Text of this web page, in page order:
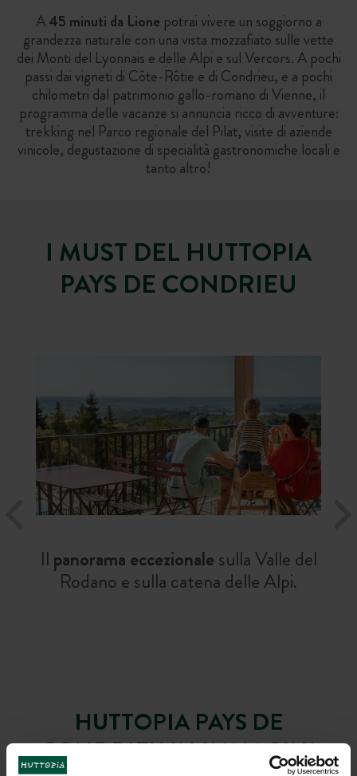
A45 minuti da Lione potrai vivere un soggiorno a
grandezza naturale con una vista mozzafiato sulle vette
dei Monti del Lyonnais e delle Alpi e sul Vercors. A pochi
passi dai vigneti di Côte-Rôtie e di Condrieu, e a pochi
chilometri dal patrimonio gallo-romano di Vienne, il
programma delle vacanze si annuncia ricco di avventure:
trekking nel Parco regionale del Pilat, visite di aziende
vinicole, degustazione di specialità gastronomiche locali e
tanto altro!
I MUST DEL HUTTOPIA
PAYS DE CONDRIEU
Il panorama eccezionale sulla Valle del
Rodano e sulla catena delle Alpi.
HUTTOPIA PAYS DE
CONDRIEU IN IMMAGINI